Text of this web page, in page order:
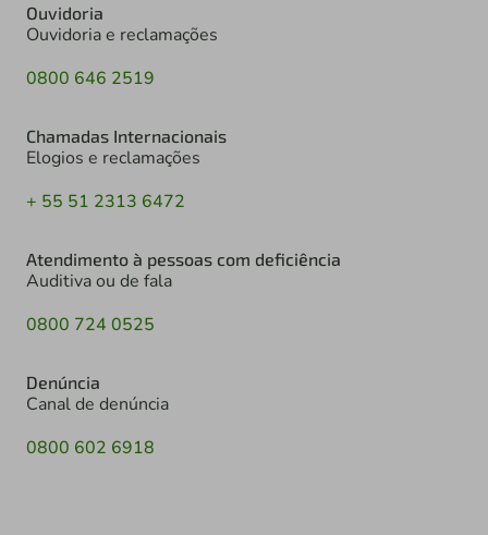
Ouvidoria
Ouvidoria e reclamações
0800 646 2519
Chamadas Internacionais
Elogios e reclamações
+ 55 51 2313 6472
Atendimento à pessoas com deficiência
Auditiva ou de fala
0800 724 0525
Denúncia
Canal de denúncia
0800 602 6918